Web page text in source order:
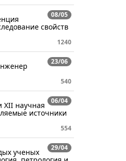
08/05
свойств
1240
23/06
540
06/04
XII научная
источники
554
29/04
ученых